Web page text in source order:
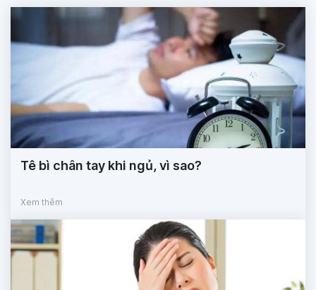
Tê bì chân tay khi ngủ, vì sao?
Xem thêm